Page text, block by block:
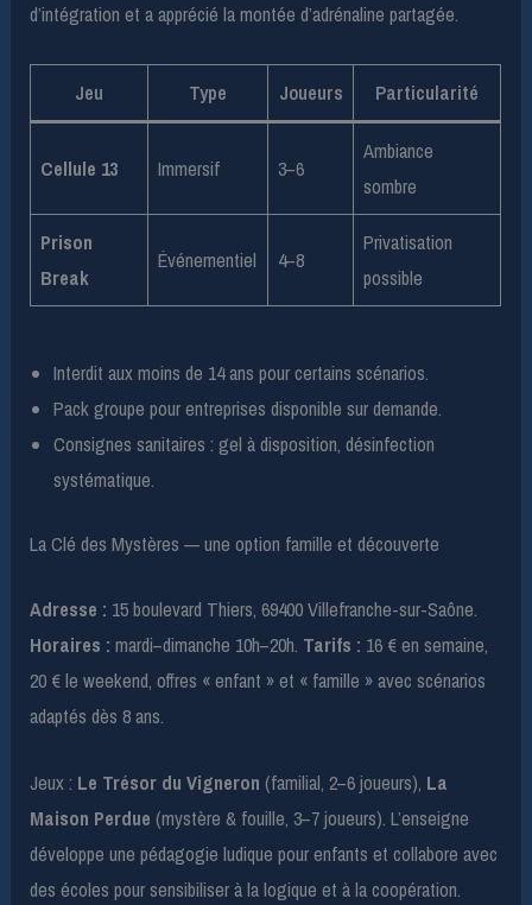
d’intégration et a apprécié la montée d’adrénaline partagée.
Jeu Type Joueurs Particularité
Cellule 13 Immersif 3–6
Ambiance
sombre
Prison
Break
Événementiel 4–8
Privatisation
possible
Interdit aux moins de 14 ans pour certains scénarios.
Pack groupe pour entreprises disponible sur demande.
Consignes sanitaires : gel à disposition, désinfection
systématique.
La Clé des Mystères — une option famille et découverte
Adresse : 15 boulevard Thiers, 69400 Villefranche-sur-Saône.
Horaires : mardi–dimanche 10h–20h. Tarifs : 16 € en semaine,
20 € le weekend, offres « enfant » et « famille » avec scénarios
adaptés dès 8 ans.
Jeux : Le Trésor du Vigneron (familial, 2–6 joueurs), La
Maison Perdue (mystère & fouille, 3–7 joueurs). L’enseigne
développe une pédagogie ludique pour enfants et collabore avec
des écoles pour sensibiliser à la logique et à la coopération.